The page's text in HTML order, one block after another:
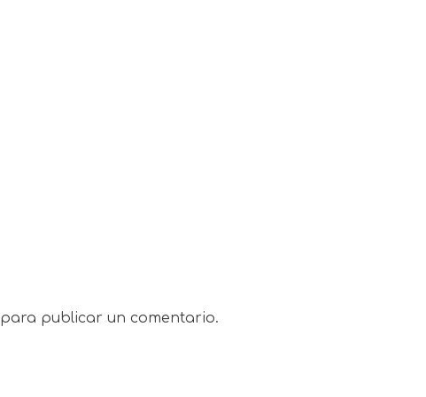
para publicar un comentario.